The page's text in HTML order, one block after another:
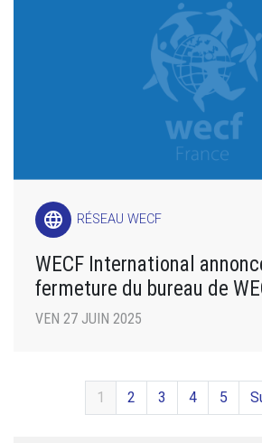
language RÉSEAU WECF
WECF International
fermeture du bureau de
VEN 27 JUIN 2025
1 2 3 4 5